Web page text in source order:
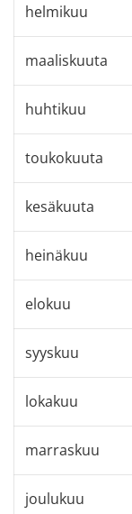
helmikuu
maaliskuuta
huhtikuu
toukokuuta
kesäkuuta
heinäkuu
elokuu
syyskuu
lokakuu
marraskuu
joulukuu